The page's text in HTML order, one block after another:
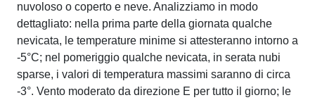
nuvoloso o coperto e neve. Analizziamo in modo
dettagliato: nella prima parte della giornata qualche
nevicata, le temperature minime si attesteranno intorno a
-5°C; nel pomeriggio qualche nevicata, in serata nubi
sparse, i valori di temperatura massimi saranno di circa
-3°. Vento moderato da direzione E per tutto il giorno; le